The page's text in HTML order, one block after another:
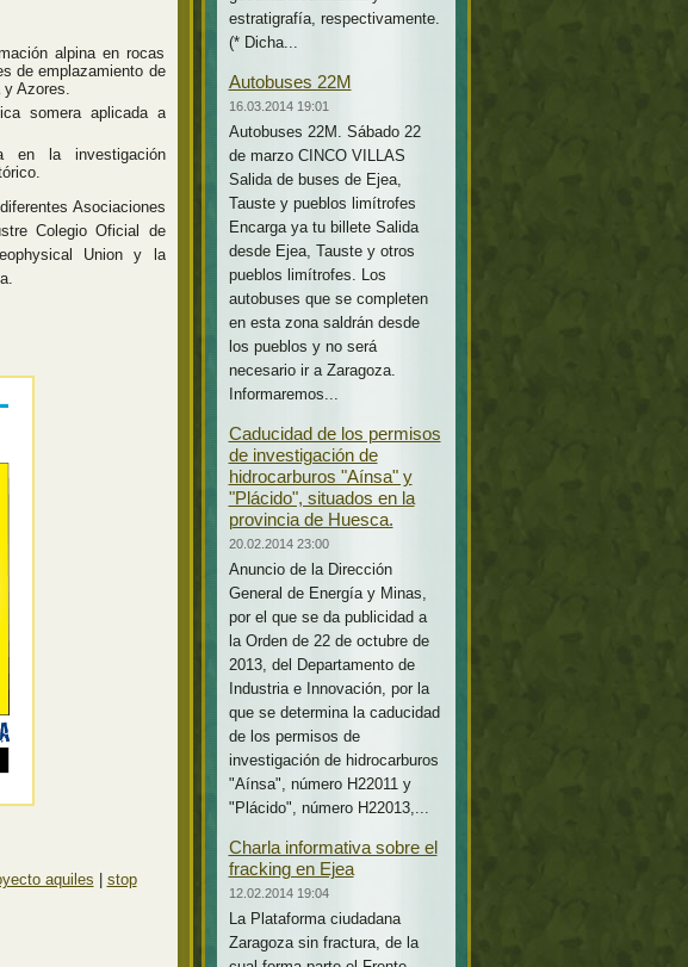
alpina en rocas
de emplazamiento de
y Azores.
somera aplicada a
en la investigación
Asociaciones
Colegio Oficial de
Union y la
aquiles
stop
estratigrafía, respectivamente.
(* Dicha...
Autobuses 22M
16.03.2014 19:01
Autobuses 22M. Sábado 22
de marzo CINCO VILLAS
Salida de buses de Ejea,
Tauste y pueblos limítrofes
Encarga ya tu billete Salida
desde Ejea, Tauste y otros
pueblos limítrofes. Los
autobuses que se completen
en esta zona saldrán desde
los pueblos y no será
necesario ir a Zaragoza.
Informaremos...
Caducidad de los permisos
de investigación de
hidrocarburos "Aínsa" y
"Plácido", situados en la
provincia de Huesca.
20.02.2014 23:00
Anuncio de la Dirección
General de Energía y Minas,
por el que se da publicidad a
la Orden de 22 de octubre de
2013, del Departamento de
Industria e Innovación, por la
que se determina la caducidad
de los permisos de
investigación de hidrocarburos
"Aínsa", número H22011 y
"Plácido", número H22013,...
Charla informativa sobre el
fracking en Ejea
12.02.2014 19:04
La Plataforma ciudadana
Zaragoza sin fractura, de la